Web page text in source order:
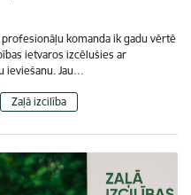
komanda ik gadu vērtē
ietvaros izcēlušies ar
ieviešanu. Jau…
Zaļā izcilība